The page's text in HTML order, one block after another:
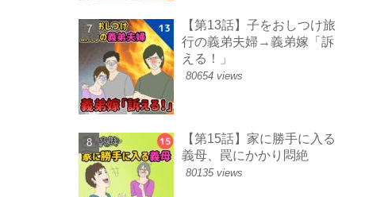
【第13話】子をおしつけ旅
行の義弟夫婦→義弟嫁「訴
える！」
80654 views
【第15話】家に勝手に入る
義母、罠にかかり悶絶
80135 views